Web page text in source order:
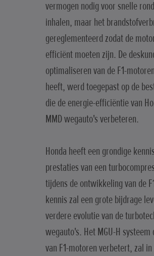
vermogen nodig voor snelle
inhalen, maar het
gereglementeerd zodat de
efficiënt moeten zijn. De
optimaliseren van de F1-
heeft, werd toegepast op de
die de energie-efficiëntie van
MMD wegauto's verbeteren.
Honda heeft een grondige
prestaties van een
tijdens de ontwikkeling van de
kennis zal een grote bijdrage
verdere evolutie van de
wegauto's. Het MGU-H
van F1-motoren verbetert, zal